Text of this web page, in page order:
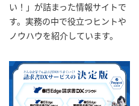
い！」が詰まった情報サイトで
す。実務の中で役立つヒントや
ノウハウを紹介しています。